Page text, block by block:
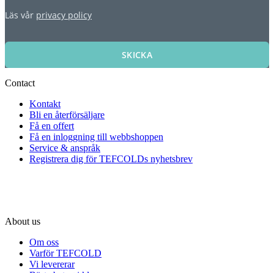
Läs vår privacy policy
SKICKA
Contact
Kontakt
Bli en återförsäljare
Få en offert
Få en inloggning till webbshoppen
Service & anspråk
Registrera dig för TEFCOLDs nyhetsbrev
About us
Om oss
Varför TEFCOLD
Vi levererar